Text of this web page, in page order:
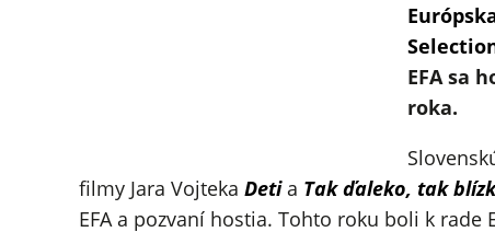
EFA sa
roka.
filmy Jara Vojteka Detia Tak ďaleko, tak
EFA a pozvaní hostia. Tohto roku boli k rade